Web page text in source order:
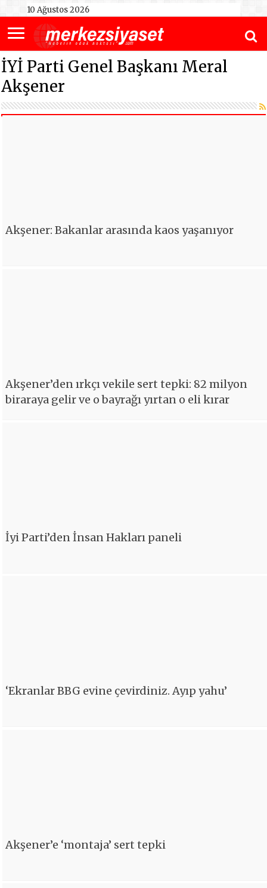
10 Ağustos 2026
İYİ Parti Genel Başkanı Meral
Akşener
Akşener: Bakanlar arasında kaos yaşanıyor
Akşener’den ırkçı vekile sert tepki: 82 milyon
biraraya gelir ve o bayrağı yırtan o eli kırar
İyi Parti’den İnsan Hakları paneli
‘Ekranlar BBG evine çevirdiniz. Ayıp yahu’
Akşener’e ‘montaja’ sert tepki